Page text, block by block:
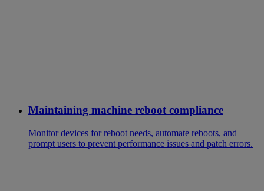
Maintaining machine reboot compliance
Monitor devices for reboot needs, automate reboots, and
prompt users to prevent performance issues and patch errors.